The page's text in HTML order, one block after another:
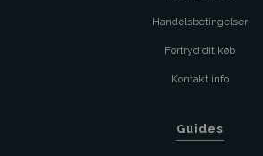
Handelsbetingelser
Fortryd dit køb
Kontakt info
Guides